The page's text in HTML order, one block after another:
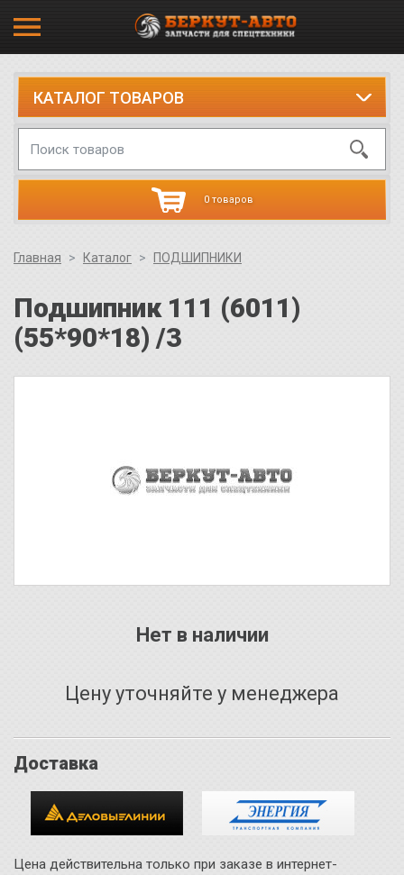
КАТАЛОГ ТОВАРОВ
0 товаров
Главная Каталог ПОДШИПНИКИ
Подшипник 111 (6011)
(55*90*18) /3
Нет в наличии
Цену уточняйте у менеджера
Доставка
Цена действительна только при заказе в интернет-